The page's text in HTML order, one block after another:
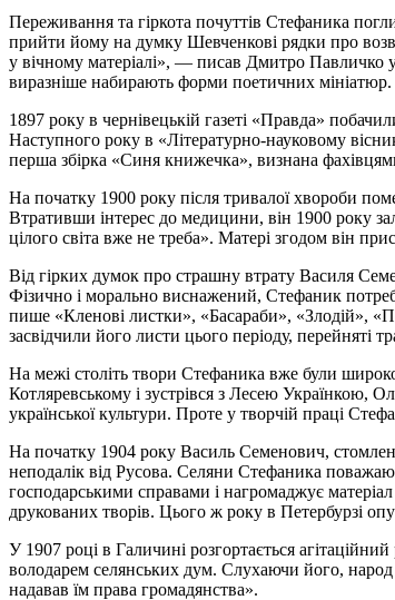
Переживання та гіркота почуттів Стефаника
прийти йому на думку Шевченкові рядки про
у вічному матеріалі», — писав Дмитро Павличко
виразніше набирають форми поетичних мініатюр.
1897 року в чернівецькій газеті «Правда»
Наступного року в «Літературно-науковому
перша збірка «Синя книжечка», визнана
На початку 1900 року після тривалої хвороби
Втративши інтерес до медицини, він 1900 року
цілого світа вже не треба». Матері згодом він
Від гірких думок про страшну втрату Василя
Фізично і морально виснажений, Стефаник
пише «Кленові листки», «Басараби», «Злодій»,
засвідчили його листи цього періоду, перейняті
На межі століть твори Стефаника вже були
Котляревському і зустрівся з Лесею Українкою,
української культури. Проте у творчій праці
На початку 1904 року Василь Семенович,
неподалік від Русова. Селяни Стефаника
господарськими справами і нагромаджує
друкованих творів. Цього ж року в Петербурзі
У 1907 році в Галичині розгортається агітаційний
володарем селянських дум. Слухаючи його,
надавав їм права громадянства».